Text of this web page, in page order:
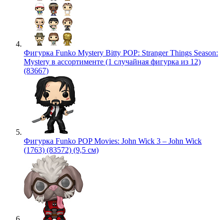
Фигурка Funko Mystery Bitty POP: Stranger Things Season:
Mystery в ассортименте (1 случайная фигурка из 12)
(83667)
Фигурка Funko POP Movies: John Wick 3 – John Wick
(1763) (83572) (9,5 см)